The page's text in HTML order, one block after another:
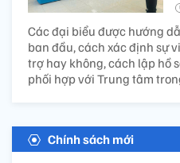
Các đại biểu được hướng
ban đầu, cách xác định sự
trợ hay không, cách lập hồ
phối hợp với Trung tâm
Chính sách mới